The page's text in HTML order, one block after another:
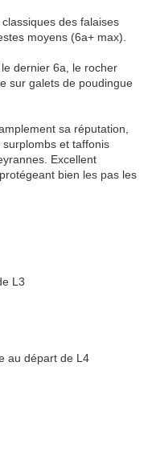
des falaises
moyens (6a+ max).
dernier 6a, le rocher
sur galets de poudingue
sa réputation,
et taffonis
Excellent
bien les pas les
L3
au départ de L4